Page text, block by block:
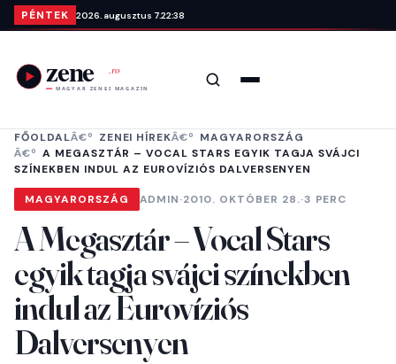
Ugrás a tartalomra
PÉNTEK 2026. augusztus 7.22:38
Keresés
FŐOLDAL ZENEI HÍREK
MAGYARORSZÁG
A MEGASZTÁR – VOCAL STARS EGYIK TAGJA SVÁJCI
SZÍNEKBEN INDUL AZ EUROVÍZIÓS DALVERSENYEN
MAGYARORSZÁG ADMIN·2010. OKTÓBER 28.·3 PERC
A Megasztár – Vocal Stars
egyik tagja svájci színekben
indul az Eurovíziós
Dalversenyen